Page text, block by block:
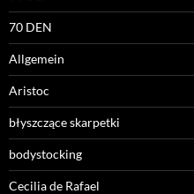
70 DEN
Allgemein
Aristoc
błyszczące skarpetki
bodystocking
Cecilia de Rafael